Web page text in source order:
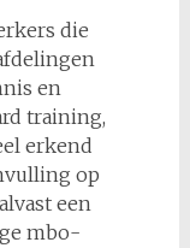
die
en
training,
erkend
op
een
mbo-